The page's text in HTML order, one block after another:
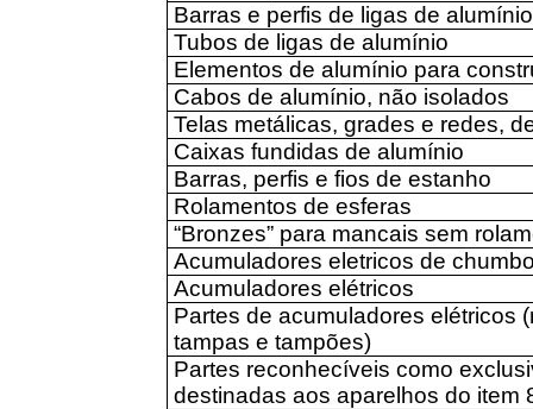
Barras e perfis de ligas de alumínio
Tubos de ligas de alumínio
Elementos de alumínio para
Cabos de alumínio, não isolados
Telas metálicas, grades e redes,
Caixas fundidas de alumínio
Barras, perfis e fios de estanho
Rolamentos de esferas
“Bronzes” para mancais sem
Acumuladores eletricos de
Acumuladores elétricos
Partes de acumuladores elétricos
tampas e tampões)
Partes reconhecíveis como
destinadas aos aparelhos do item